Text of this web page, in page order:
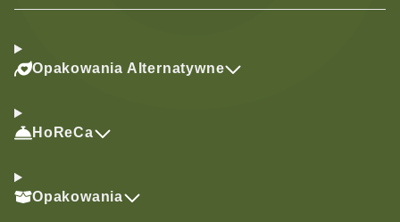
Opakowania Alternatywne
HoReCa
Opakowania